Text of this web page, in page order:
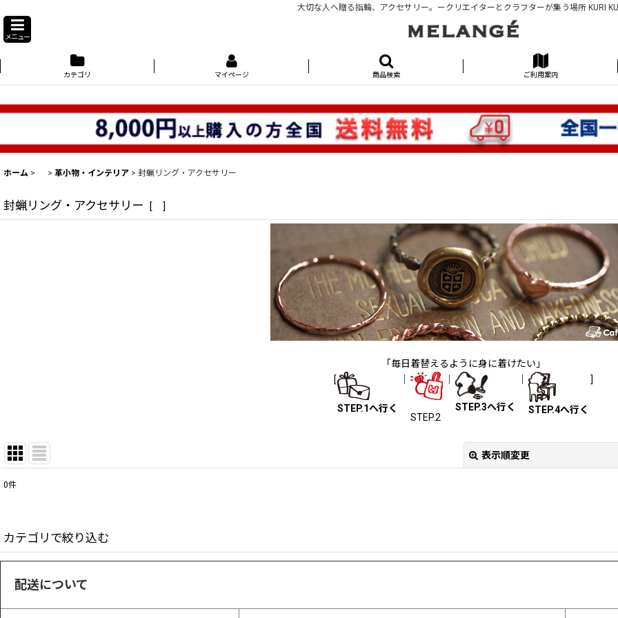
大切な人へ贈る指輪、アクセサリー。ークリエイターとクラフターが集う場所 KURI
メニュー
カテゴリ マイページ 商品検索 ご利用案内
ホーム > > 革小物・インテリア > 封蝋リング・アクセサリー
封蝋リング・アクセサリー [ ]
「毎日着替えるように身に着けたい」
[
STEP.1へ行く
STEP.2
STEP.3へ行く STEP.4へ行く
]
表示順変更
並び順
0件
カテゴリで絞り込む
革小物・インテリア (ALL ITEM)
配送について